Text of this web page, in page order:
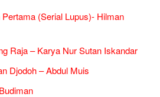
(Serial Lupus)- Hilman
Raja – Karya Nur Sutan Iskandar
Djodoh – Abdul Muis